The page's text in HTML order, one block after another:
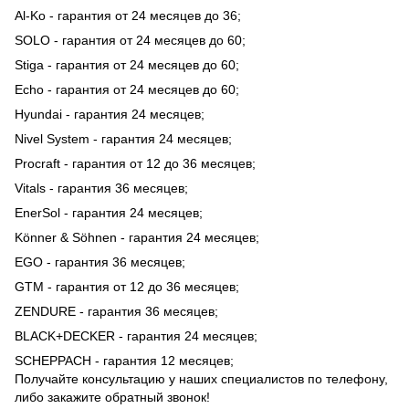
Al-Ko - гарантия от 24 месяцев до 36;
SOLO - гарантия от 24 месяцев до 60;
Stiga - гарантия от 24 месяцев до 60;
Echo - гарантия от 24 месяцев до 60;
Hyundai - гарантия 24 месяцев;
Nivel System - гарантия 24 месяцев;
Procraft - гарантия от 12 до 36 месяцев;
Vitals - гарантия 36 месяцев;
EnerSol - гарантия 24 месяцев;
Könner & Söhnen - гарантия 24 месяцев;
EGO - гарантия 36 месяцев;
GTM - гарантия от 12 до 36 месяцев;
ZENDURE - гарантия 36 месяцев;
BLACK+DECKER - гарантия 24 месяцев;
SCHEPPACH - гарантия 12 месяцев;
Получайте консультацию у наших специалистов по телефону,
либо закажите обратный звонок!